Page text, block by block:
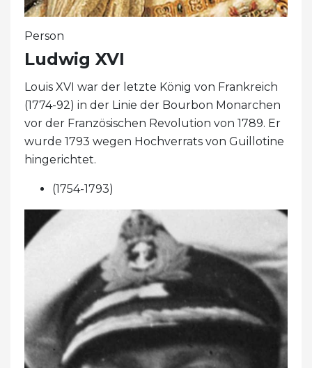
Person
Ludwig XVI
Louis XVI war der letzte König von Frankreich
(1774-92) in der Linie der Bourbon Monarchen
vor der Französischen Revolution von 1789. Er
wurde 1793 wegen Hochverrats von Guillotine
hingerichtet.
(1754-1793)